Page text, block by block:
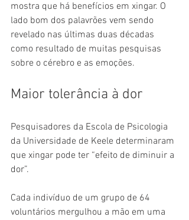
mostra que há benefícios em xingar. O
lado bom dos palavrões vem sendo
revelado nas últimas duas décadas
como resultado de muitas pesquisas
sobre o cérebro e as emoções.
Maior tolerância à dor
Pesquisadores da Escola de Psicologia
da Universidade de Keele determinaram
que xingar pode ter “efeito de diminuir a
dor”.
Cada indivíduo de um grupo de 64
voluntários mergulhou a mão em uma